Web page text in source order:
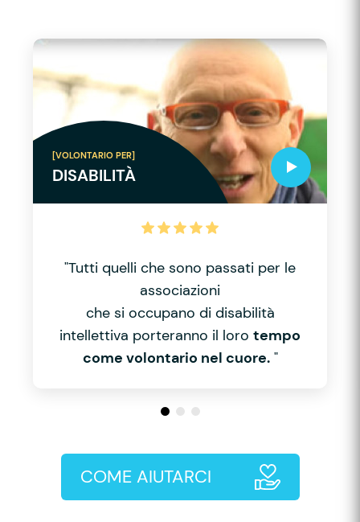
[VOLONTARIO PER]
DISABILITÀ
"Tutti quelli che sono passati per le
associazioni
che si occupano di disabilità
intellettiva porteranno il loro tempo
come volontario nel cuore."
COME AIUTARCI